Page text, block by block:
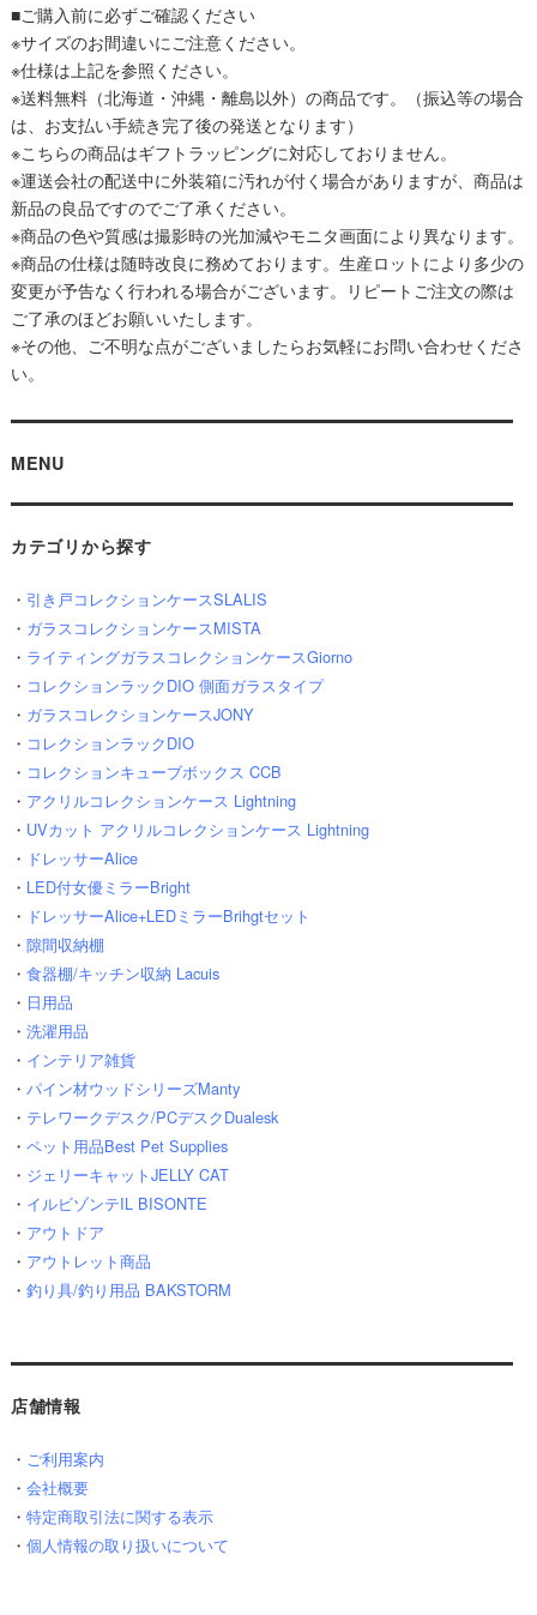
■ご購入前に必ずご確認ください
※サイズのお間違いにご注意ください。
※仕様は上記を参照ください。
※送料無料（北海道・沖縄・離島以外）の商品です。（振込等の場合
は、お支払い手続き完了後の発送となります）
※こちらの商品はギフトラッピングに対応しておりません。
※運送会社の配送中に外装箱に汚れが付く場合がありますが、商品は
新品の良品ですのでご了承ください。
※商品の色や質感は撮影時の光加減やモニタ画面により異なります。
※商品の仕様は随時改良に務めております。生産ロットにより多少の
変更が予告なく行われる場合がございます。リピートご注文の際は
ご了承のほどお願いいたします。
※その他、ご不明な点がございましたらお気軽にお問い合わせくださ
い。
MENU
カテゴリから探す
・ 引き戸コレクションケースSLALIS
・ ガラスコレクションケースMISTA
・ ライティングガラスコレクションケースGiorno
・ コレクションラックDIO 側面ガラスタイプ
・ ガラスコレクションケースJONY
・ コレクションラックDIO
・ コレクションキューブボックス CCB
・ アクリルコレクションケース Lightning
・ UVカット アクリルコレクションケース Lightning
・ ドレッサーAlice
・ LED付女優ミラーBright
・ ドレッサーAlice+LEDミラーBrihgtセット
・ 隙間収納棚
・ 食器棚/キッチン収納 Lacuis
・ 日用品
・ 洗濯用品
・ インテリア雑貨
・ パイン材ウッドシリーズManty
・ テレワークデスク/PCデスクDualesk
・ ペット用品Best Pet Supplies
・ ジェリーキャットJELLY CAT
・ イルビゾンテIL BISONTE
・ アウトドア
・ アウトレット商品
・ 釣り具/釣り用品 BAKSTORM
店舗情報
・ ご利用案内
・ 会社概要
・ 特定商取引法に関する表示
・ 個人情報の取り扱いについて